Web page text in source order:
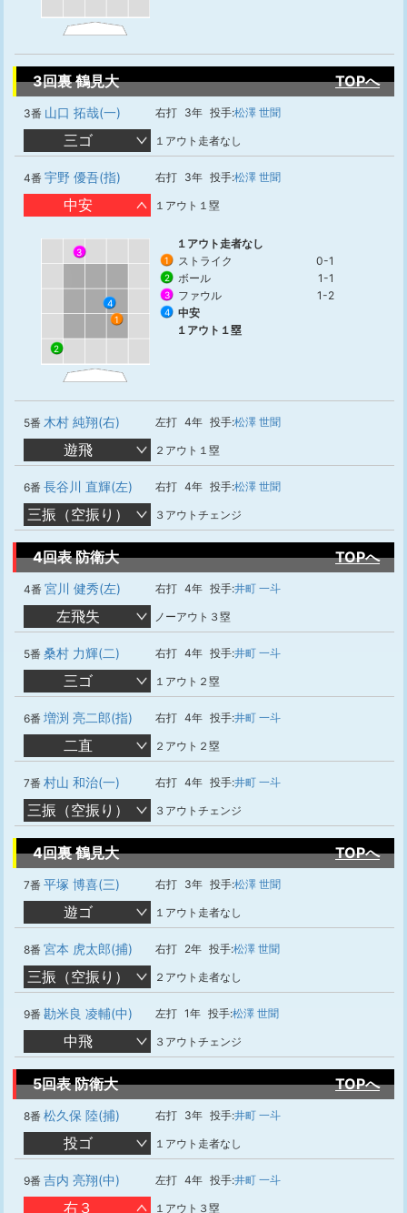
3回裏 鶴見大 TOPへ
3番 山口 拓哉(一) 右打 3年 投手:松澤 世聞
三ゴ １アウト走者なし
4番 宇野 優吾(指) 右打 3年 投手:松澤 世聞
中安 １アウト１塁
1
2
3
4
１アウト走者なし
1 ストライク 0-1
2 ボール 1-1
3 ファウル 1-2
4
中安
１アウト１塁
5番 木村 純翔(右) 左打 4年 投手:松澤 世聞
遊飛 ２アウト１塁
6番 長谷川 直輝(左) 右打 4年 投手:松澤 世聞
三振（空振り） ３アウトチェンジ
4回表 防衛大 TOPへ
4番 宮川 健秀(左) 右打 4年 投手:井町 一斗
左飛失 ノーアウト３塁
5番 桑村 力輝(二) 右打 4年 投手:井町 一斗
三ゴ １アウト２塁
6番 増渕 亮二郎(指) 右打 4年 投手:井町 一斗
二直 ２アウト２塁
7番 村山 和治(一) 右打 4年 投手:井町 一斗
三振（空振り） ３アウトチェンジ
4回裏 鶴見大 TOPへ
7番 平塚 博喜(三) 右打 3年 投手:松澤 世聞
遊ゴ １アウト走者なし
8番 宮本 虎太郎(捕) 右打 2年 投手:松澤 世聞
三振（空振り） ２アウト走者なし
9番 勘米良 凌輔(中) 左打 1年 投手:松澤 世聞
中飛 ３アウトチェンジ
5回表 防衛大 TOPへ
8番 松久保 陸(捕) 右打 3年 投手:井町 一斗
投ゴ １アウト走者なし
9番 吉内 亮翔(中) 左打 4年 投手:井町 一斗
右３ １アウト３塁